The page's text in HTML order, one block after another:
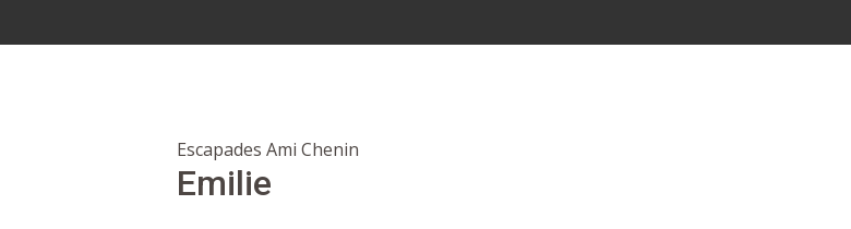
Escapades Ami Chenin
Emilie